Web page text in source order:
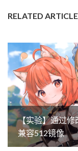
RELATED
【实验】通过
兼容512镜像